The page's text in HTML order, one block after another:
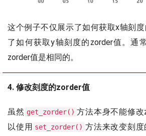
这个例子不仅展示了如何获取x轴刻
了如何获取y轴刻度的zorder值。通
zorder值是相同的。
4. 修改刻度的zorder值
虽然 get_zorder() 方法本身不能修
以使用 set_zorder() 方法来改变刻